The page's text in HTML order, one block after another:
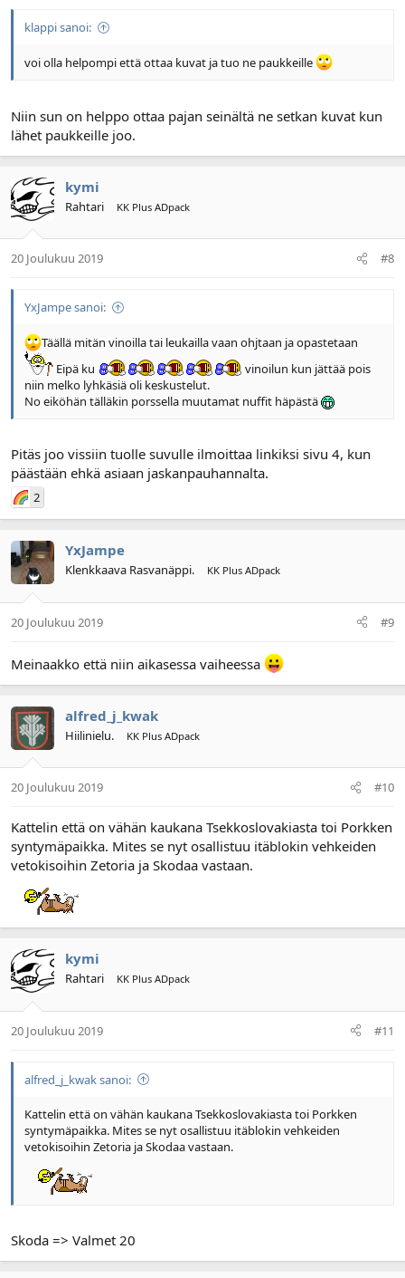
klappi sanoi:
voi olla helpompi että ottaa kuvat ja tuo ne paukkeille
Niin sun on helppo ottaa pajan seinältä ne setkan kuvat kun
lähet paukkeille joo.
kymi
Rahtari KK Plus ADpack
20 Joulukuu 2019 #8
YxJampe sanoi:
Täällä mitän vinoilla tai leukailla vaan ohjtaan ja opastetaan
Eipä ku
vinoilun kun jättää pois
niin melko lyhkäsiä oli keskustelut.
No eiköhän tälläkin porssella muutamat nuffit häpästä
Pitäs joo vissiin tuolle suvulle ilmoittaa linkiksi sivu 4, kun
päästään ehkä asiaan jaskanpauhannalta.
2
YxJampe
Klenkkaava Rasvanäppi. KK Plus ADpack
20 Joulukuu 2019 #9
Meinaakko että niin aikasessa vaiheessa
alfred_j_kwak
Hiilinielu. KK Plus ADpack
20 Joulukuu 2019 #10
Kattelin että on vähän kaukana Tsekkoslovakiasta toi Porkken
syntymäpaikka. Mites se nyt osallistuu itäblokin vehkeiden
vetokisoihin Zetoria ja Skodaa vastaan.
kymi
Rahtari KK Plus ADpack
20 Joulukuu 2019 #11
alfred_j_kwak sanoi:
Kattelin että on vähän kaukana Tsekkoslovakiasta toi Porkken
syntymäpaikka. Mites se nyt osallistuu itäblokin vehkeiden
vetokisoihin Zetoria ja Skodaa vastaan.
Skoda => Valmet 20